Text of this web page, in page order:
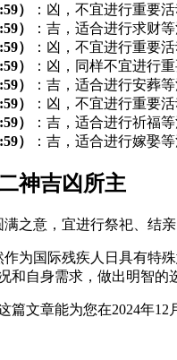
）
：凶，不宜进行重要活
）
：吉，适合进行求财等
）
：凶，不宜进行重要活
）
：凶，同样不宜进行重
）
：吉，适合进行安葬
）
：凶，不宜进行重要活
）
：吉，适合进行祈福
）
：吉，适合进行嫁娶
神吉凶所主
满之意，宜进行祭祀、结
作为国际残疾人日具有特
和自身需求，做出明智的
篇文章能为您在2024年